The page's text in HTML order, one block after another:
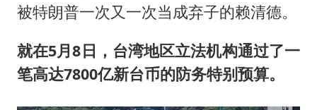
被特朗普一次又一次当成弃子的赖清德。
就在5月8日，台湾地区立法机构通过了一
笔高达7800亿新台币的防务特别预算。